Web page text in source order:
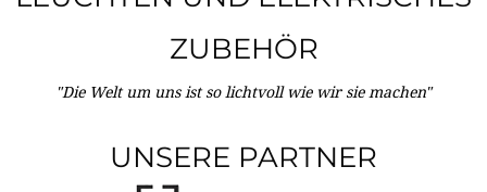
ZUBEHÖR
"Die Welt um uns ist so lichtvoll wie wir sie machen"
UNSERE PARTNER